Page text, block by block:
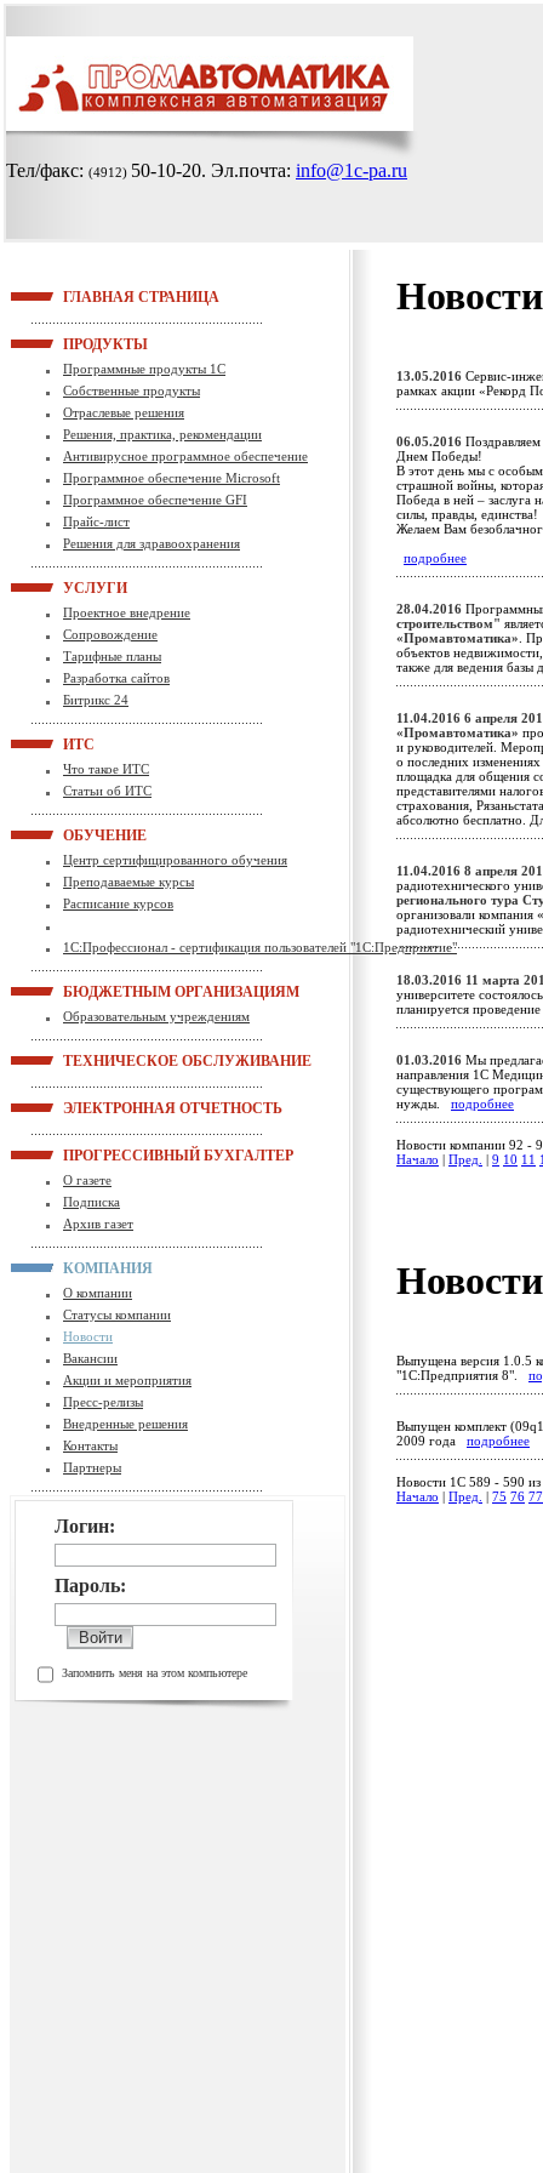
Тел/факс: (4912) 50-10-20. Эл.почта: info@1c-pa.ru
ГЛАВНАЯ СТРАНИЦА
ПРОДУКТЫ
Программные продукты 1С
Собственные продукты
Отраслевые решения
Решения, практика, рекомендации
Антивирусное программное обеспечение
Программное обеспечение Microsoft
Программное обеспечение GFI
Прайс-лист
Решения для здравоохранения
УСЛУГИ
Проектное внедрение
Сопровождение
Тарифные планы
Разработка сайтов
Битрикс 24
ИТС
Что такое ИТС
Статьи об ИТС
ОБУЧЕНИЕ
Центр сертифицированного обучения
Преподаваемые курсы
Расписание курсов
1С:Профессионал - сертификация пользователей "1С:Предприятие"
БЮДЖЕТНЫМ ОРГАНИЗАЦИЯМ
Образовательным учреждениям
ТЕХНИЧЕСКОЕ ОБСЛУЖИВАНИЕ
ЭЛЕКТРОННАЯ ОТЧЕТНОСТЬ
ПРОГРЕССИВНЫЙ БУХГАЛТЕР
О газете
Подписка
Архив газет
КОМПАНИЯ
О компании
Статусы компании
Новости
Вакансии
Акции и мероприятия
Пресс-релизы
Внедренные решения
Контакты
Партнеры
Логин:
Пароль:
Запомнить меня на этом компьютере
13.05.2016 Сервис-
рамках акции «Рекорд
06.05.2016
Днем Победы!
В этот день мы с
страшной войны,
Победа в ней – заслуга
силы, правды, единства!
Желаем Вам
подробнее
28.04.2016
строительством"
«Промавтоматика».
объектов недвижимости,
также для ведения
11.04.2016 6 апреля
«Промавтоматика»
и руководителей.
о последних
площадка для общения
представителями
страхования,
абсолютно бесплатно.
11.04.2016 8 апреля
радиотехнического
регионального тура
организовали компания
радиотехнический
18.03.2016 11 марта
университете
планируется
01.03.2016 Мы
направления 1С
существующего
нужды. подробнее
Новости компании 92 -
Начало
Пред. 9 10 11
Выпущена версия 1.0.5
"1С:Предприятия 8".
Выпущен комплект
2009 года подробнее
Новости 1C 589 - 590
Начало
Пред. 75 76 77